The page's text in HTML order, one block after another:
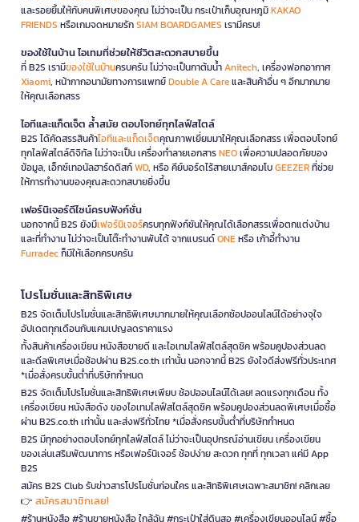
และรอยยิ้มให้กับคนพิเศษของคุณ ไม่ว่าจะเป็น กระเป๋าเก็บอุณหภูมิKAKAO
FRIENDS หรือเกมจดหมายรักSIAM BOARDGAMES เรามีครบ!
ของใช้ในบ้าน ไอเทมที่ช่วยให้ชีวิตสะดวกสบายขึ้น
ที่ B2S เรามีของใช้ในบ้านครบครัน ไม่ว่าจะเป็นกาต้มน้ำAnitech, เครื่องฟอกอากาศ
Xiaomi, หน้ากากอนามัยทางการแพทย์Double A Careและสินค้าอื่น ๆ อีกมากมาย
ให้คุณเลือกสรร
ไอทีและแก็ดเจ็ต ล้ำสมัย ตอบโจทย์ทุกไลฟ์สไตล์
B2S ได้คัดสรรสินค้าไอทีและแก็ดเจ็ตคุณภาพเยี่ยมมาให้คุณเลือกสรร เพื่อตอบโจทย์
ทุกไลฟ์สไตล์ดิจิทัล ไม่ว่าจะเป็น เครื่องทำลายเอกสารNEOเพื่อความปลอดภัยของ
ข้อมูล, เอ็กซ์เทอนัลฮาร์ดดิสก์WD, หรือ คีย์บอร์ดไร้สายเมาส์คอมโบGEEZERที่ช่วย
ให้การทำงานของคุณสะดวกสบายยิ่งขึ้น
เฟอร์นิเจอร์ดีไซน์ครบฟังก์ชั่น
นอกจากนี้ B2S ยังมีเฟอร์นิเจอร์ครบทุกฟังก์ชันให้คุณได้เลือกสรรเพื่อตกแต่งบ้าน
และที่ทำงาน ไม่ว่าจะเป็นโต๊ะทำงานพับได้ จากแบรนด์ONEหรือ เก้าอี้ทำงาน
Furradecก็มีให้เลือกครบครัน
โปรโมชั่นและสิทธิพิเศษ
B2S จัดเต็มโปรโมชั่นและสิทธิพิเศษมากมายให้คุณเลือกช้อปออนไลน์ได้อย่างจุใจ
อัปเดตทุกเดือนกับแคมเปญลดราคาแรง
ทั้งสินค้าเครื่องเขียน หนังสือขายดี และไอเทมไลฟ์สไตล์สุดชิค พร้อมคูปองส่วนลด
และดีลพิเศษเมื่อช้อปผ่าน B2S.co.th เท่านั้น นอกจากนี้ B2S ยังใจดีส่งฟรีทั่วประเทศ
*เมื่อสั่งครบขั้นต่ำที่บริษัทกำหนด
B2S จัดเต็มโปรโมชั่นและสิทธิพิเศษเพียบ ช้อปออนไลน์ได้เลย! ลดแรงทุกเดือน ทั้ง
เครื่องเขียน หนังสือดัง ของไอเทมไลฟ์สไตล์สุดชิค พร้อมคูปองส่วนลดพิเศษเมื่อซื้อ
ผ่าน B2S.co.th เท่านั้น และส่งฟรีทั่วไทย *เมื่อสั่งครบขั้นต่ำที่บริษัทกำหนด
B2S มีทุกอย่างตอบโจทย์ทุกไลฟ์สไตล์ ไม่ว่าจะเป็นอุปกรณ์อ่านเขียน เครื่องเขียน
ของเล่นเสริมพัฒนาการ หรือเฟอร์นิเจอร์ ช้อปง่าย สะดวก ทุกที่ ทุกเวลา แค่มี App
B2S
สมัคร B2S Club รับข่าวสารโปรโมชั่นก่อนใคร และสิทธิพิเศษเฉพาะสมาชิก! คลิกเลย
👉 สมัครสมาชิกเลย!
#ร้านหนังสือ #ร้านขายหนังสือ ใกล้ฉัน #กระเป๋าใส่ดินสอ #เครื่องเขียนออนไลน์ #ซื้อ